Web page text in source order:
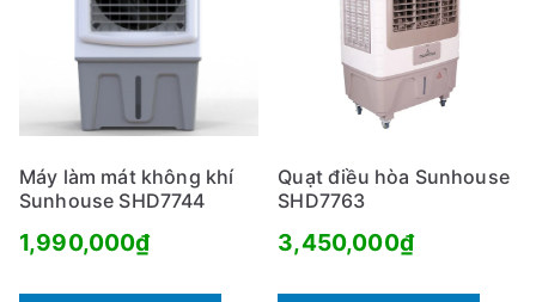
Máy làm mát không khí
Sunhouse SHD7744
1,990,000₫
Quạt điều hòa Sunhouse
SHD7763
3,450,000₫